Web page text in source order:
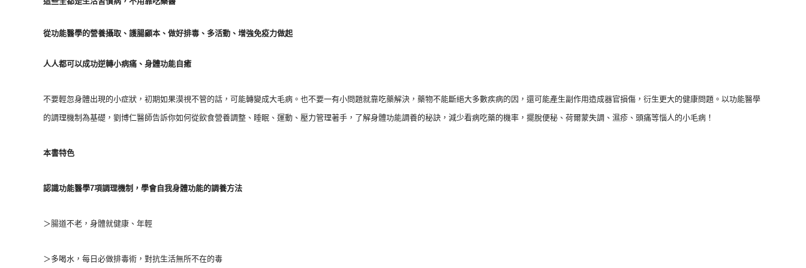
病
成
大
從功能醫學的營養攝取、護腸顧本、做好排毒、多活動、增強免疫力做起
人人都可以成功逆轉小病痛、身體功能自癒
不要輕忽身體出現的小症狀，初期如果漠視不管的話，可能轉變成大毛病。也不要一有小問題就靠吃藥解決，藥物不能斷絕大多數疾病的因，還可能產生副作用造成器官損傷，衍生更大的健康問題。以功能醫學
的調理機制為基礎，劉博仁醫師告訴你如何從飲食營養調整、睡眠、運動、壓力管理著手，了解身體功能調養的秘訣，減少看病吃藥的機率，擺脫便秘、荷爾蒙失調、濕疹、頭痛等惱人的小毛病！
本書特色
認識功能醫學7項調理機制，學會自我身體功能的調養方法
＞腸道不老，身體就健康、年輕
＞多喝水，每日必做排毒術，對抗生活無所不在的毒